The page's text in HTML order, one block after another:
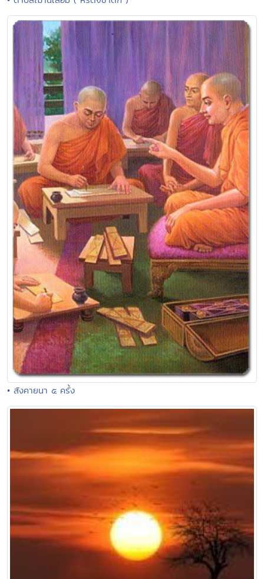
• สังคายนา ๕ ครั้ง